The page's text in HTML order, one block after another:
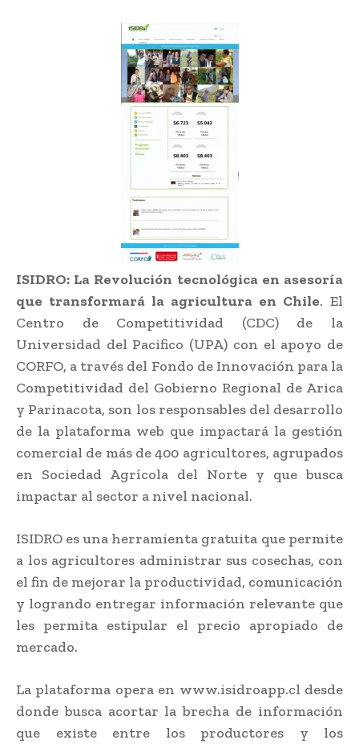
ISIDRO: La Revolución tecnológica en asesoría
que transformará la agricultura en Chile. El
Centro de Competitividad (CDC) de la
Universidad del Pacifico (UPA) con el apoyo de
CORFO, a través del Fondo de Innovación para la
Competitividad del Gobierno Regional de Arica
y Parinacota, son los responsables del desarrollo
de la plataforma web que impactará la gestión
comercial de más de 400 agricultores, agrupados
en Sociedad Agrícola del Norte y que busca
impactar al sector a nivel nacional.
ISIDRO es una herramienta gratuita que permite
a los agricultores administrar sus cosechas, con
el fin de mejorar la productividad, comunicación
y logrando entregar información relevante que
les permita estipular el precio apropiado de
mercado.
La plataforma opera en www.isidroapp.cl desde
donde busca acortar la brecha de información
que existe entre los productores y los